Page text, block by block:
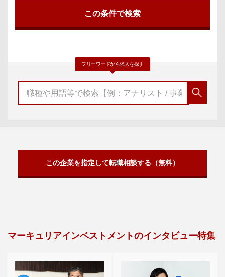
フリーワードから求人を探す
この企業を指定して転職相談する（無料）
マーキュリアインベストメントのインタビュー特集